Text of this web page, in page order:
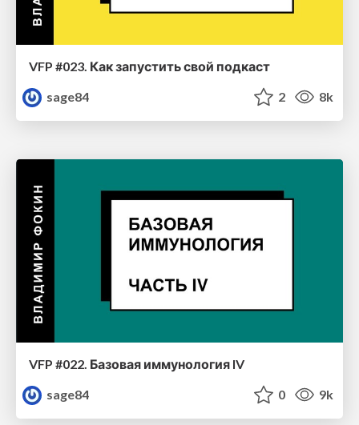
VFP #023. Как запустить свой подкаст
sage84
2 8k
VFP #022. Базовая иммунология IV
sage84
0 9k